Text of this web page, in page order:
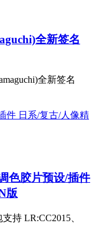
全新签名
全新签名
色胶片预设/插件
版
持 LR:CC2015、